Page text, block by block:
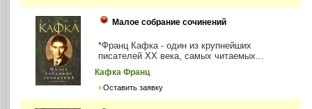
Малое собрание сочинений
*Франц Кафка - один из крупнейших
писателей ХХ века, самых читаемых...
Кафка Франц
Оставить заявку